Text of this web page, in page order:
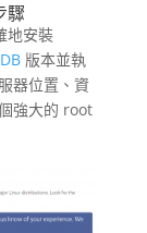
驟
地安裝
版本並執
器位置、資
強大的 root